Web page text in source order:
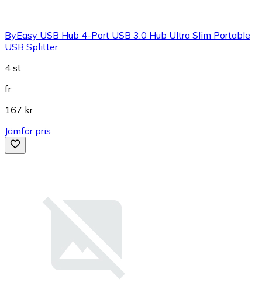
ByEasy USB Hub 4-Port USB 3.0 Hub Ultra Slim Portable
USB Splitter
4 st
fr.
167 kr
Jämför pris